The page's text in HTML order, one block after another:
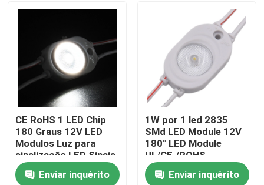
Casa
CE RoHS 1 LED Chip
180 Graus 12V LED
Modulos Luz para
sinalização LED Sinais
comerciais, luzes
decorativas Alta
Enviar inquérito
1W por 1 led 2835
SMd LED Module 12V
180° LED Module
UL/CE./ROHS
Certificação aprovada
Enviar inquérito